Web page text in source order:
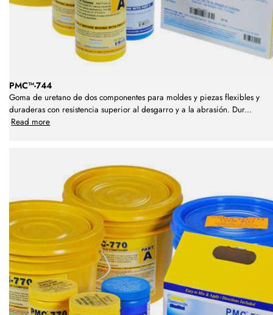
PMC™-744
Goma de uretano de dos componentes para moldes y piezas flexibles y
duraderas con resistencia superior al desgarro y a la abrasión. Dur...
Read more